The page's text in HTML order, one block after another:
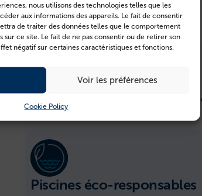
nous utilisons des technologies telles que les
aux informations des appareils. Le fait de consentir
de traiter des données telles que le comportement
sur ce site. Le fait de ne pas consentir ou de retirer son
négatif sur certaines caractéristiques et fonctions.
Voir les préférences
Cookie Policy
Piscines fabriquées en
Piscines éco-responsables